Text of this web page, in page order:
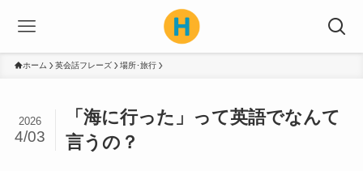
ホーム 英会話フレーズ 場所･旅行
「海に行った」って英語でなんて
言うの？
2026
4/03